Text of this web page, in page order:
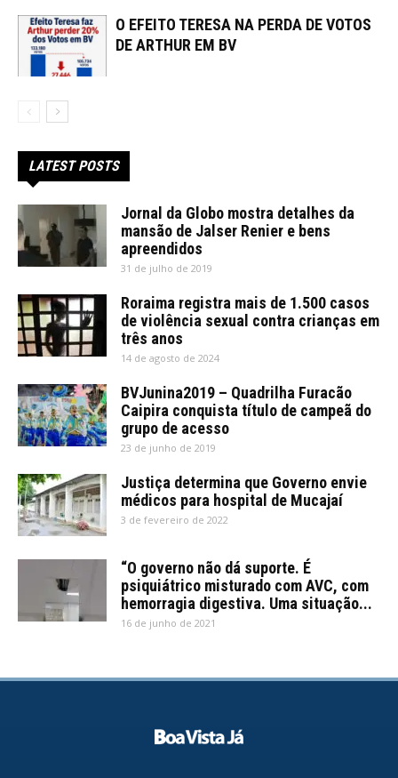
O EFEITO TERESA NA PERDA DE VOTOS
DE ARTHUR EM BV
LATEST POSTS
Jornal da Globo mostra detalhes da
mansão de Jalser Renier e bens
apreendidos
31 de julho de 2019
Roraima registra mais de 1.500 casos
de violência sexual contra crianças em
três anos
14 de agosto de 2024
BVJunina2019 – Quadrilha Furacão
Caipira conquista título de campeã do
grupo de acesso
23 de junho de 2019
Justiça determina que Governo envie
médicos para hospital de Mucajaí
3 de fevereiro de 2022
“O governo não dá suporte. É
psiquiátrico misturado com AVC, com
hemorragia digestiva. Uma situação...
16 de junho de 2021